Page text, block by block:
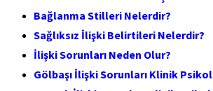
Bağlanma Stilleri Nelerdir?
Sağlıksız İlişki Belirtileri Nelerdir?
İlişki Sorunları Neden Olur?
Gölbaşı İlişki Sorunları Klinik